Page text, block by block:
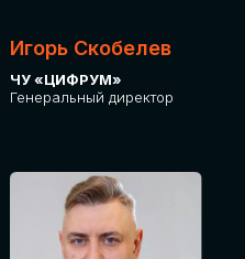
Игорь Скобелев
ЧУ «ЦИФРУМ»
Генеральный директор